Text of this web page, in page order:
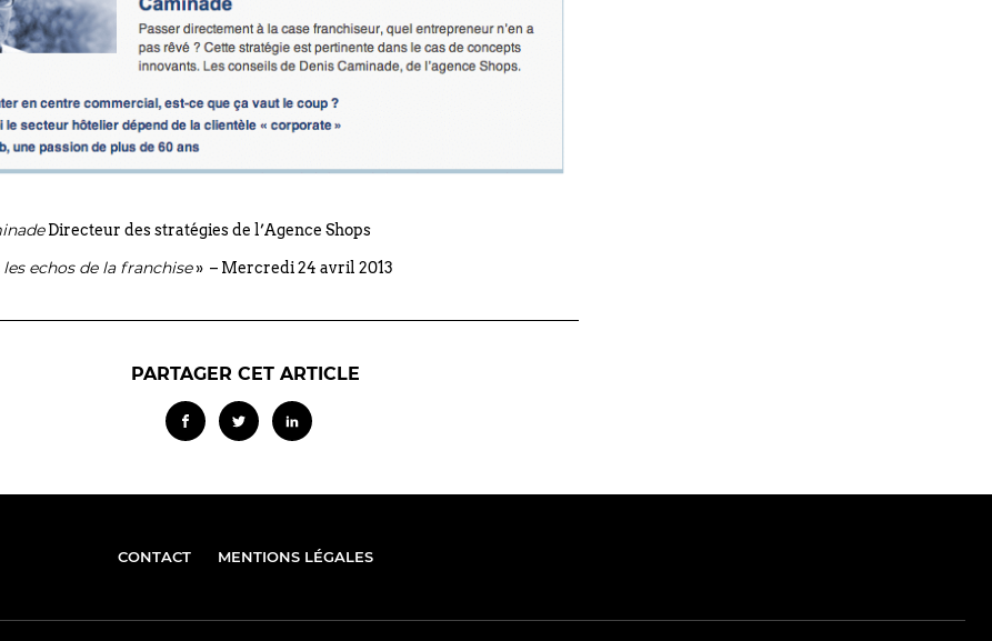
Directeur des stratégies de l’Agence Shops
les echos de la franchise» – Mercredi 24 avril 2013
PARTAGER CET ARTICLE
CONTACT MENTIONS LÉGALES